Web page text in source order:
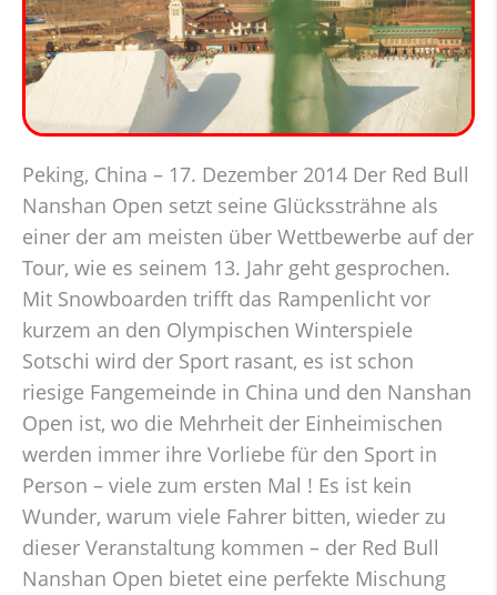
Peking, China – 17. Dezember 2014 Der Red Bull
Nanshan Open setzt seine Glückssträhne als
einer der am meisten über Wettbewerbe auf der
Tour, wie es seinem 13. Jahr geht gesprochen.
Mit Snowboarden trifft das Rampenlicht vor
kurzem an den Olympischen Winterspiele
Sotschi wird der Sport rasant, es ist schon
riesige Fangemeinde in China und den Nanshan
Open ist, wo die Mehrheit der Einheimischen
werden immer ihre Vorliebe für den Sport in
Person – viele zum ersten Mal ! Es ist kein
Wunder, warum viele Fahrer bitten, wieder zu
dieser Veranstaltung kommen – der Red Bull
Nanshan Open bietet eine perfekte Mischung